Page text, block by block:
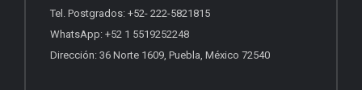
Tel. Postgrados: +52- 222-5821815
WhatsApp: +52 1 5519252248
Dirección: 36 Norte 1609, Puebla, México 72540